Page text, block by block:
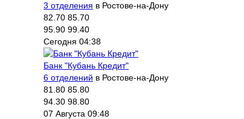
3 отделения в Ростове-на-Дону
82.70 85.70
95.90 99.40
Сегодня 04:38
Банк "Кубань Кредит"
6 отделений в Ростове-на-Дону
81.80 85.80
94.30 98.80
07 Августа 09:48